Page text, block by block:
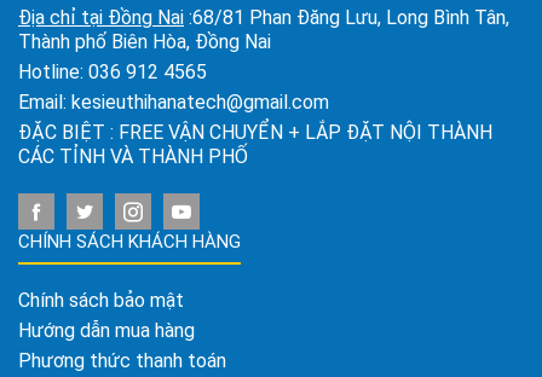
Địa chỉ tại Đồng Nai :68/81 Phan Đăng Lưu, Long Bình Tân,
Thành phố Biên Hòa, Đồng Nai
Hotline: 036 912 4565
Email: kesieuthihanatech@gmail.com
ĐẶC BIỆT : FREE VẬN CHUYỂN + LẮP ĐẶT NỘI THÀNH
CÁC TỈNH VÀ THÀNH PHỐ
CHÍNH SÁCH KHÁCH HÀNG
Chính sách bảo mật
Hướng dẫn mua hàng
Phương thức thanh toán